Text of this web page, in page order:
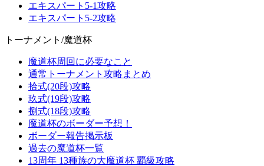
エキスパート5-1攻略
エキスパート5-2攻略
トーナメント/魔道杯
魔道杯周回に必要なこと
通常トーナメント攻略まとめ
拾式(20段)攻略
玖式(19段)攻略
捌式(18段)攻略
魔道杯のボーダー予想！
ボーダー報告掲示板
過去の魔道杯一覧
13周年 13種族の大魔道杯 覇級攻略